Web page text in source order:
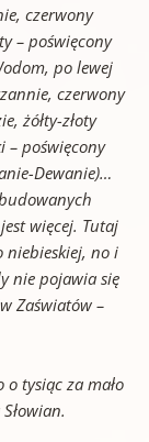
czerwony
– poświęcony
po lewej
czerwony
żółty-złoty
– poświęcony
Dewanie)…
więcej. Tutaj
niebieskiej, no i
nie pojawia się
Zaświatów –
tysiąc za mało